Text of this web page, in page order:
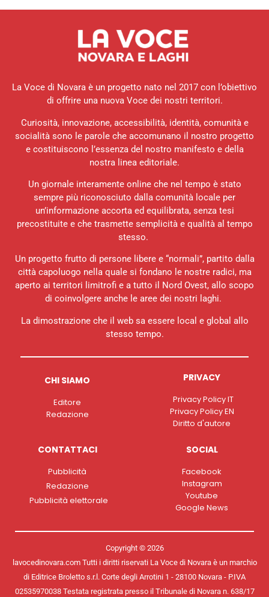
La Voce di Novara è un progetto nato nel 2017 con l’obiettivo
di offrire una nuova Voce dei nostri territori.
Curiosità, innovazione, accessibilità, identità, comunità e
socialità sono le parole che accomunano il nostro progetto
e costituiscono l’essenza del nostro manifesto e della
nostra linea editoriale.
Un giornale interamente online che nel tempo è stato
sempre più riconosciuto dalla comunità locale per
un’informazione accorta ed equilibrata, senza tesi
precostituite e che trasmette semplicità e qualità al tempo
stesso.
Un progetto frutto di persone libere e “normali”, partito dalla
città capoluogo nella quale si fondano le nostre radici, ma
aperto ai territori limitrofi e a tutto il Nord Ovest, allo scopo
di coinvolgere anche le aree dei nostri laghi.
La dimostrazione che il web sa essere local e global allo
stesso tempo.
CHI SIAMO
Editore
Redazione
PRIVACY
Privacy Policy IT
Privacy Policy EN
Diritto d'autore
CONTATTACI
Pubblicità
Redazione
Pubblicità elettorale
SOCIAL
Facebook
Instagram
Youtube
Google News
Copyright © 2026
lavocedinovara.com Tutti i diritti riservati La Voce di Novara è un marchio
di Editrice Broletto s.r.l. Corte degli Arrotini 1 - 28100 Novara - P.IVA
02535970038 Testata registrata presso il Tribunale di Novara n. 638/17